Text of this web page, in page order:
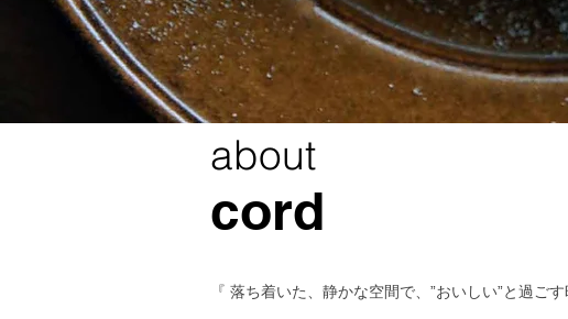
about
cord
『 落ち着いた、静かな空間で、”おいしい”と過ごす